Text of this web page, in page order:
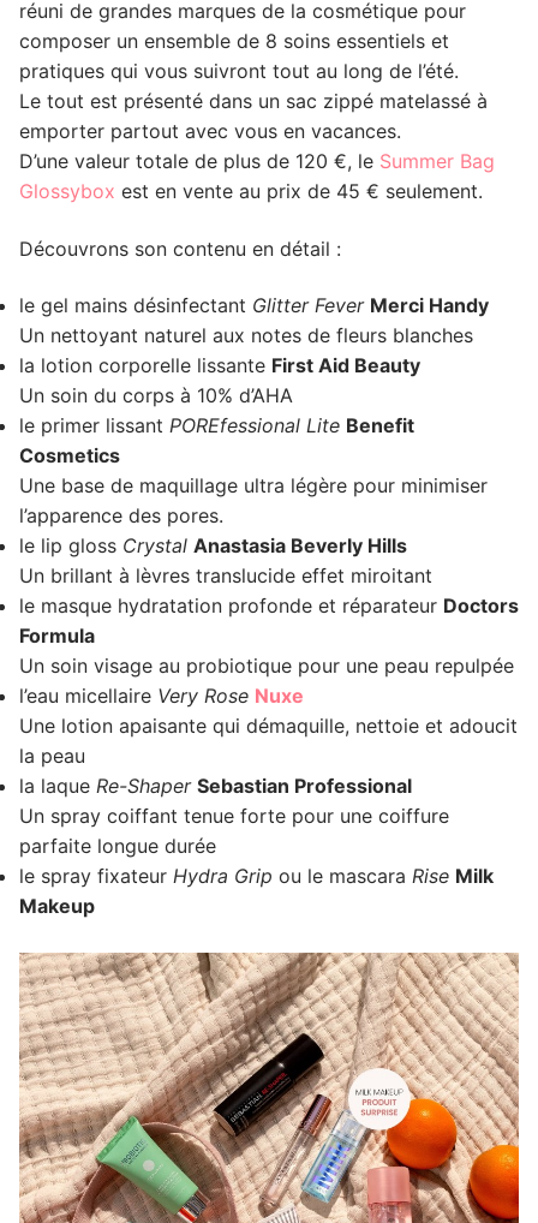
réuni de grandes marques de la cosmétique pour
composer un ensemble de 8 soins essentiels et
pratiques qui vous suivront tout au long de l’été.
Le tout est présenté dans un sac zippé matelassé à
emporter partout avec vous en vacances.
D’une valeur totale de plus de 120 €, le Summer Bag
Glossybox est en vente au prix de 45 € seulement.
Découvrons son contenu en détail :
le gel mains désinfectant Glitter Fever Merci Handy
Un nettoyant naturel aux notes de fleurs blanches
la lotion corporelle lissante First Aid Beauty
Un soin du corps à 10% d’AHA
le primer lissant POREfessional Lite Benefit
Cosmetics
Une base de maquillage ultra légère pour minimiser
l’apparence des pores.
le lip gloss Crystal Anastasia Beverly Hills
Un brillant à lèvres translucide effet miroitant
le masque hydratation profonde et réparateur Doctors
Formula
Un soin visage au probiotique pour une peau repulpée
l’eau micellaire Very Rose Nuxe
Une lotion apaisante qui démaquille, nettoie et adoucit
la peau
la laque Re-Shaper Sebastian Professional
Un spray coiffant tenue forte pour une coiffure
parfaite longue durée
le spray fixateur Hydra Grip ou le mascara Rise Milk
Makeup